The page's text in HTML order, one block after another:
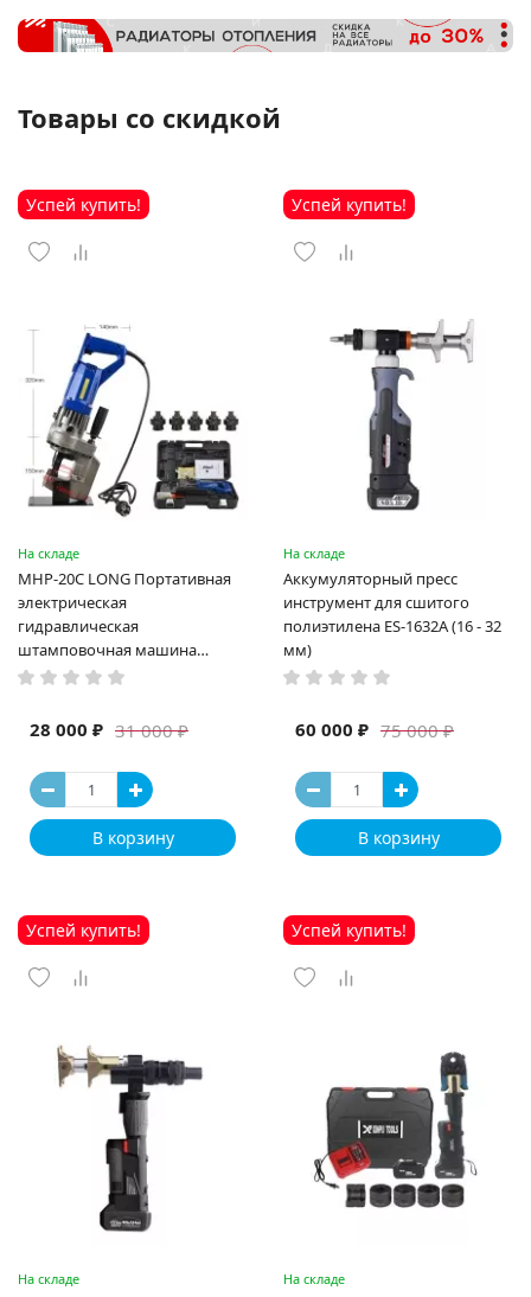
Товары со скидкой
Успей купить!
На складе
MHP-20C LONG Портативная
электрическая
гидравлическая
штамповочная машина
высокая мощность и мощный
машина
31 000 ₽
28 000 ₽
В корзину
Успей купить!
На складе
Аккумуляторный пресс
инструмент для сшитого
полиэтилена ES-1632A (16 - 32
мм)
75 000 ₽
60 000 ₽
В корзину
Успей купить!
На складе
Успей купить!
На складе